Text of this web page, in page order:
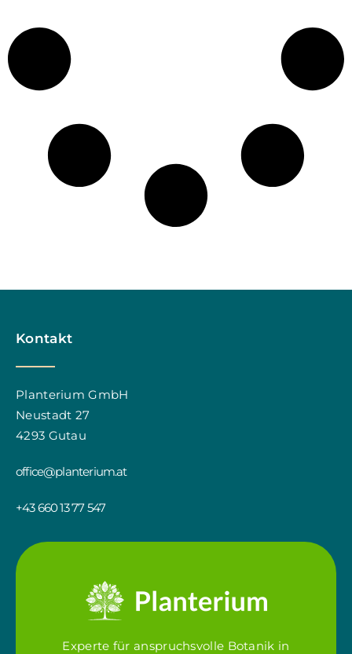
Kontakt
Planterium GmbH
Neustadt 27
4293 Gutau
office@planterium.at
+43 660 13 77 547
Experte für anspruchsvolle Botanik in